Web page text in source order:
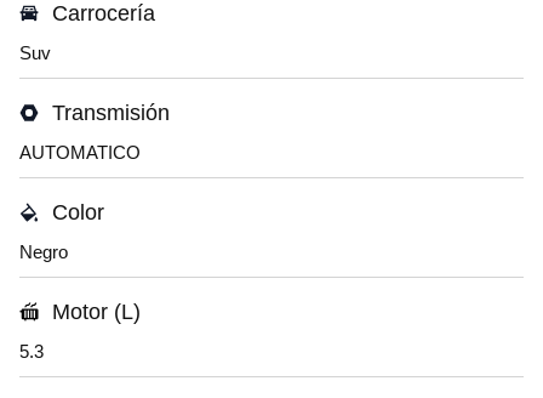
Carrocería
Suv
Transmisión
AUTOMATICO
Color
Negro
Motor (L)
5.3